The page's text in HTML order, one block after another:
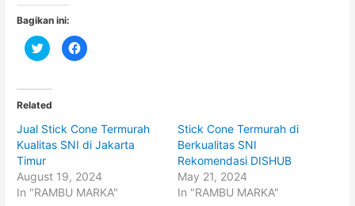
Bagikan ini:
C
l
t
o
s
h
a
r
e
o
T
w
i
C
l
a
r
e
n
F
a
c
Related
Jual Stick Cone Termurah
Kualitas SNI di Jakarta
Timur
August 19, 2024
In "RAMBU MARKA"
Stick Cone Termurah di
Berkualitas SNI
Rekomendasi DISHUB
May 21, 2024
In "RAMBU MARKA"